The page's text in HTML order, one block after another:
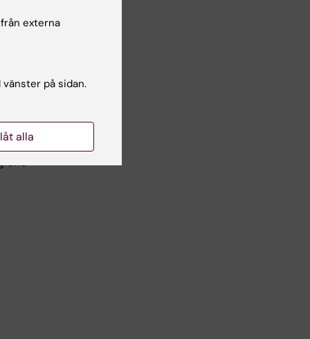
externa
på sidan.
alla